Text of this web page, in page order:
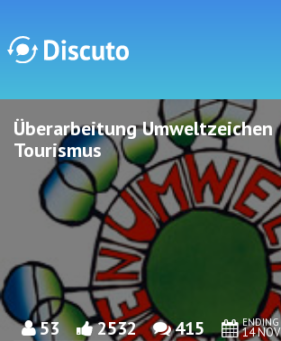
Discuto
Discuto
Überarbeitung Umweltzeichen
Tourismus
53 2532 415 ENDING
14 NOV